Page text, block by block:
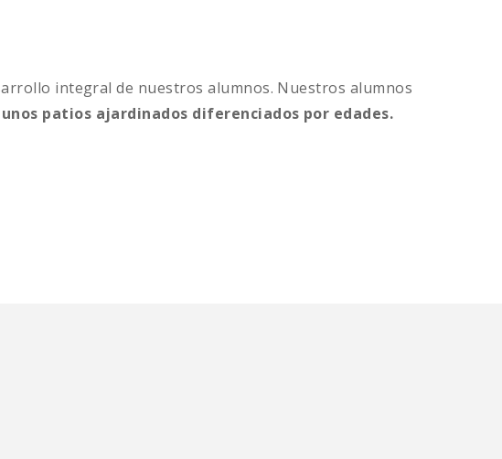
integral de nuestros alumnos. Nuestros alumnos
unos patios ajardinados diferenciados por edades.